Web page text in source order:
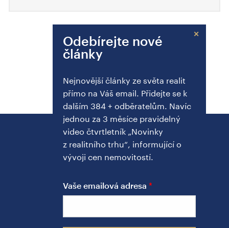
×
Odebírejte nové
články
Nejnovější články ze světa realit
přímo na Váš email. Přidejte se k
dalším 384 + odběratelům. Navíc
jednou za 3 měsíce pravidelný
video čtvrtletník „Novinky
z realitního trhu“, informující o
vývoji cen nemovitostí.
Vaše emailová adresa
Adresa kanceláře
Spálená 97/29
110 00 Praha 1